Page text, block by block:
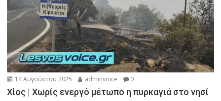
14 Αυγούστου 2025 adminvoice 0
Χίος | Χωρίς ενεργό μέτωπο η πυρκαγιά στο νησί